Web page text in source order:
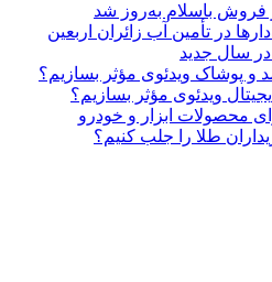
باسلام به‌روز شد
در تأمین آب زائران اربعین
پوشاک ویدئوی مؤثر بسازیم؟
ویدئوی مؤثر بسازیم؟
محصولات ابزار و خودرو
طلا را جلب کنیم؟